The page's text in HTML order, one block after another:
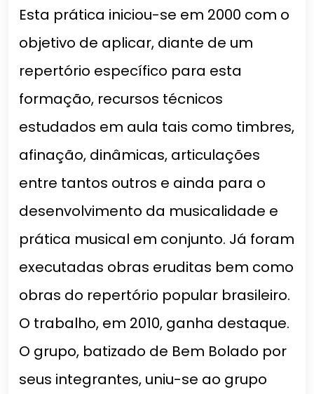
Esta prática iniciou-se em 2000 com o
objetivo de aplicar, diante de um
repertório específico para esta
formação, recursos técnicos
estudados em aula tais como timbres,
afinação, dinâmicas, articulações
entre tantos outros e ainda para o
desenvolvimento da musicalidade e
prática musical em conjunto. Já foram
executadas obras eruditas bem como
obras do repertório popular brasileiro.
O trabalho, em 2010, ganha destaque.
O grupo, batizado de Bem Bolado por
seus integrantes, uniu-se ao grupo